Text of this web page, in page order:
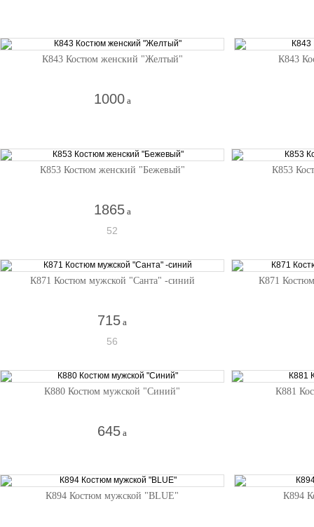
К843 Костюм женский "Желтый"
1000 a
К843
К853 Костюм женский "Бежевый"
1865 a
52
К853
К871 Костюм мужской "Санта" -синий
715 a
56
К871
К880 Костюм мужской "Синий"
645 a
К881
К894 Костюм мужской "BLUE" К894